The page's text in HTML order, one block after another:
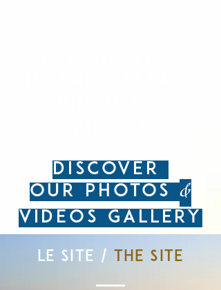
dISCOVER
OUR photos &
vidEoS GALLERY
Le site / THE SITE